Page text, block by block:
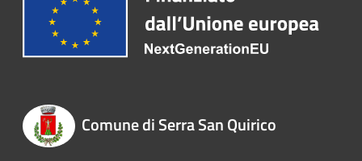
Comune di Serra San Quirico